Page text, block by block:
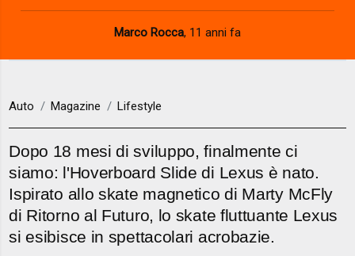
d
e
Marco Rocca, 11 anni fa
Auto Magazine Lifestyle
Dopo 18 mesi di sviluppo, finalmente ci
siamo: l'Hoverboard Slide di Lexus è nato.
Ispirato allo skate magnetico di Marty McFly
di Ritorno al Futuro, lo skate fluttuante Lexus
si esibisce in spettacolari acrobazie.